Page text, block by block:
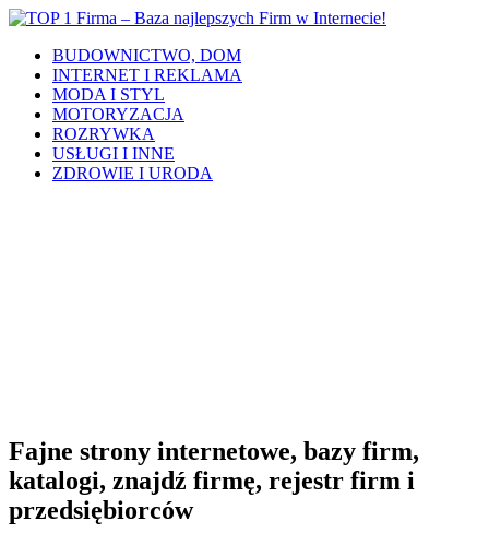
BUDOWNICTWO, DOM
INTERNET I REKLAMA
MODA I STYL
MOTORYZACJA
ROZRYWKA
USŁUGI I INNE
ZDROWIE I URODA
Fajne strony internetowe, bazy firm,
katalogi, znajdź firmę, rejestr firm i
przedsiębiorców